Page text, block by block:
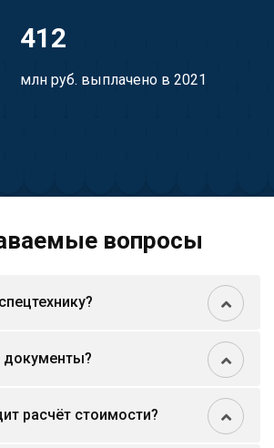
412
млн руб. выплачено в 2021
вопросы
расчёт стоимости?